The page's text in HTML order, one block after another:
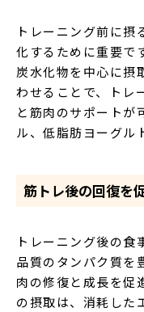
トレーニング前に
化するために重要で
炭水化物を中心に摂
わせることで、トレ
と筋肉のサポートが
ル、低脂肪ヨーグル
筋トレ後の回復を
トレーニング後の食
品質のタンパク質を
肉の修復と成長を促
の摂取は、消耗した